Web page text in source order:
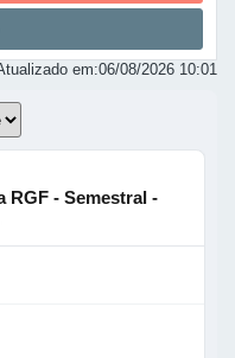
em:06/08/2026 10:01
RGF - Semestral -